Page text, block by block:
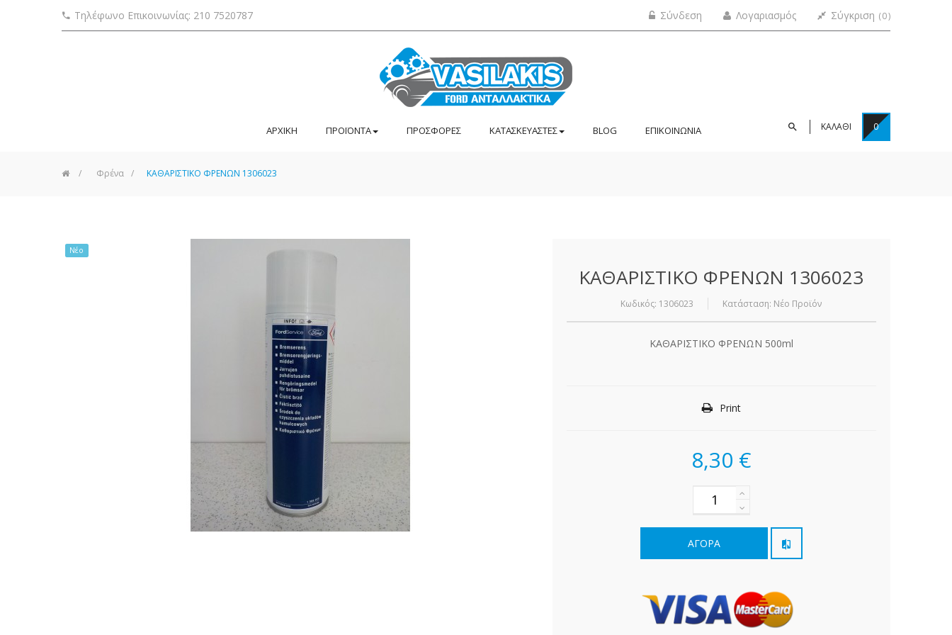
Τηλέφωνο Επικοινωνίας: 210 7520787 Σύνδεση Λογαριασμός Σύγκριση 0
ΑΡΧΙΚΗ ΠΡΟΪΟΝΤΑ ΠΡΟΣΦΟΡΕΣ ΚΑΤΑΣΚΕΥΑΣΤΕΣ BLOG ΕΠΙΚΟΙΝΩΝΙΑ ΚΑΛΑΘΙ 0
> Φρένα > ΚΑΘΑΡΙΣΤΙΚΟ ΦΡΕΝΩΝ 1306023
Νέο
ΚΑΘΑΡΙΣΤΙΚΟ ΦΡΕΝΩΝ 1306023
Κωδικός: 1306023 Κατάσταση: Νέο Προϊόν
ΚΑΘΑΡΙΣΤΙΚΟ ΦΡΕΝΩΝ 500ml
Print
8,30 €
ΑΓΟΡΆ